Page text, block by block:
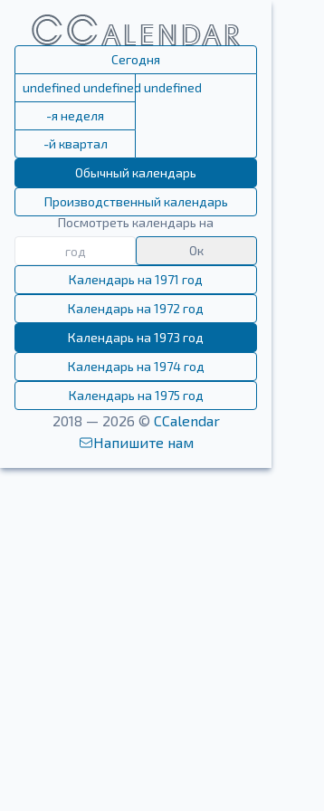
Сегодня
undefined undefined undefined
-я неделя
-й квартал
Обычный календарь
Производственный календарь
Посмотреть календарь на
Ок
Календарь на 1971 год
Календарь на 1972 год
Календарь на 1973 год
Календарь на 1974 год
Календарь на 1975 год
2018 — 2026 © CCalendar
Напишите нам